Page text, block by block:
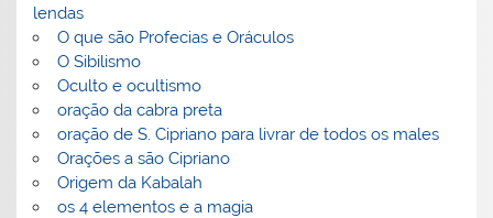
lendas
O que são Profecias e Oráculos
O Sibilismo
Oculto e ocultismo
oração da cabra preta
oração de S. Cipriano para livrar de todos os males
Orações a são Cipriano
Origem da Kabalah
os 4 elementos e a magia